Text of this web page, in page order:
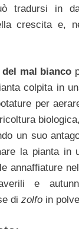
tradursi in
crescita e,
del mal bianco
colpita in
per
un suo
la pianta in
annaffiature
e
di zolfo in